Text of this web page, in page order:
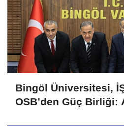
Bingöl Üniversitesi,
OSB’den Güç Birliği: